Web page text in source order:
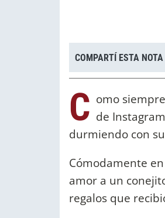
COMPARTÍ ESTA NOTA
C omo
de
durmiendo con
Cómodamente
amor a un
regalos que